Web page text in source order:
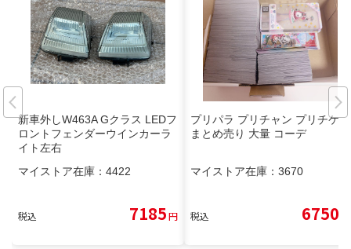
新車外しW463A Gクラス LEDフ
ロントフェンダーウインカーラ
イト左右
マイストア在庫： 4422
税込 7185円
プリパラ プリチャン プリチケ
まとめ売り 大量 コーデ
マイストア在庫： 3670
税込 6750